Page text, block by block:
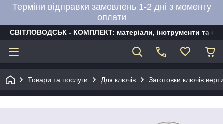
Терміни відправки замовлень 1-2 дні з моменту
оплати
СВІТЛОВОДСЬК - КОМПЛЕКТ: матеріали, інструменти та
Товари та послуги Для ключів Заготовки ключів